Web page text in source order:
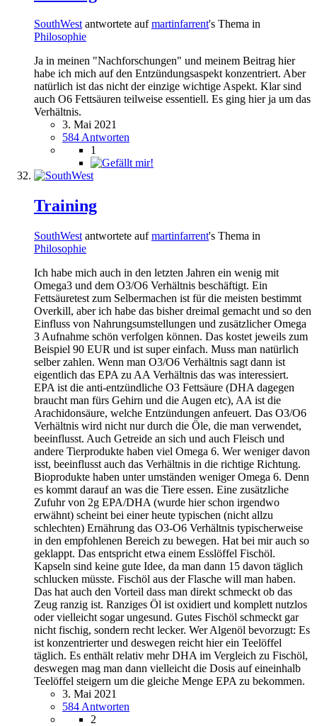
SouthWest antwortete aufmartinfarrent's Thema in
Philosophie
Ja in meinen "Nachforschungen" und meinem Beitrag hier
habe ich mich auf den Entzündungsaspekt konzentriert. Aber
natürlich ist das nicht der einzige wichtige Aspekt. Klar sind
auch O6 Fettsäuren teilweise essentiell. Es ging hier ja um das
Verhältnis.
3. Mai 2021
584 Antworten
1
Training
SouthWest antwortete aufmartinfarrent's Thema in
Philosophie
Ich habe mich auch in den letzten Jahren ein wenig mit
Omega3 und dem O3/O6 Verhältnis beschäftigt. Ein
Fettsäuretest zum Selbermachen ist für die meisten bestimmt
Overkill, aber ich habe das bisher dreimal gemacht und so den
Einfluss von Nahrungsumstellungen und zusätzlicher Omega
3 Aufnahme schön verfolgen können. Das kostet jeweils zum
Beispiel 90 EUR und ist super einfach. Muss man natürlich
selber zahlen. Wenn man O3/O6 Verhältnis sagt dann ist
eigentlich das EPA zu AA Verhältnis das was interessiert.
EPA ist die anti-entzündliche O3 Fettsäure (DHA dagegen
braucht man fürs Gehirn und die Augen etc), AA ist die
Arachidonsäure, welche Entzündungen anfeuert. Das O3/O6
Verhältnis wird nicht nur durch die Öle, die man verwendet,
beeinflusst. Auch Getreide an sich und auch Fleisch und
andere Tierprodukte haben viel Omega 6. Wer weniger davon
isst, beeinflusst auch das Verhältnis in die richtige Richtung.
Bioprodukte haben unter umständen weniger Omega 6. Denn
es kommt darauf an was die Tiere essen. Eine zusätzliche
Zufuhr von 2g EPA/DHA (wurde hier schon irgendwo
erwähnt) scheint bei einer heute typischen (nicht allzu
schlechten) Ernährung das O3-O6 Verhältnis typischerweise
in den empfohlenen Bereich zu bewegen. Hat bei mir auch so
geklappt. Das entspricht etwa einem Esslöffel Fischöl.
Kapseln sind keine gute Idee, da man dann 15 davon täglich
schlucken müsste. Fischöl aus der Flasche will man haben.
Das hat auch den Vorteil dass man direkt schmeckt ob das
Zeug ranzig ist. Ranziges Öl ist oxidiert und komplett nutzlos
oder vielleicht sogar ungesund. Gutes Fischöl schmeckt gar
nicht fischig, sondern recht lecker. Wer Algenöl bevorzugt: Es
ist konzentrierter und deswegen reicht hier ein Teelöffel
täglich. Es enthält relativ mehr DHA im Vergleich zu Fischöl,
deswegen mag man dann vielleicht die Dosis auf eineinhalb
Teelöffel steigern um die gleiche Menge EPA zu bekommen.
3. Mai 2021
584 Antworten
2